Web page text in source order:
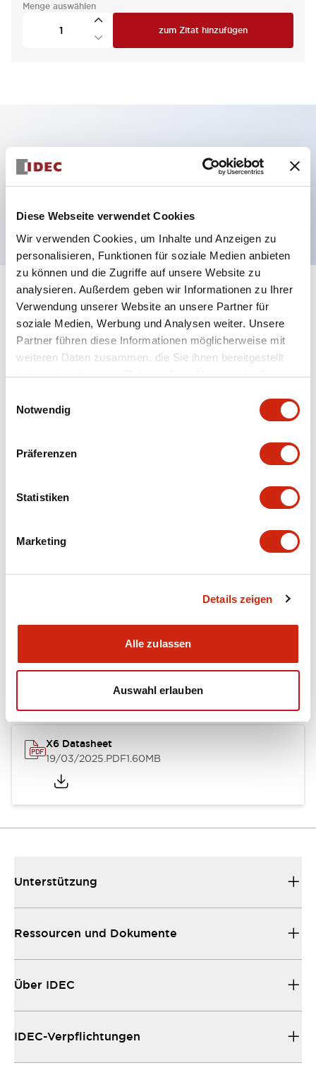
Diese Webseite verwendet Cookies
Wir verwenden Cookies, um Inhalte und Anzeigen zu
personalisieren, Funktionen für soziale Medien anbieten
zu können und die Zugriffe auf unsere Website zu
analysieren. Außerdem geben wir Informationen zu Ihrer
Verwendung unserer Website an unsere Partner für
soziale Medien, Werbung und Analysen weiter. Unsere
Partner führen diese Informationen möglicherweise mit
weiteren Daten zusammen, die Sie ihnen bereitgestellt
haben oder die sie im Rahmen Ihrer Nutzung der Dienste
Notwendig
Präferenzen
Statistiken
Marketing
Details zeigen
Alle zulassen
Auswahl erlauben
Menge auswählen
zum Zitat hinzufügen
Hauptmerkmale
ø30mm Pilzform, 1 Schließer-Kontakt,
Löt-/Laschenanschluss #110, gelber Knopf
Spezifikationen Alle erweitern
Aesthetic Specifications
Dokumente und Dateien
Kataloge & Broschüren Genehmigungen &
04/09/2025.PDF2.94MB
X Series Datasheet
27/03/2025.PDF2.14MB
X6 Datasheet
19/03/2025.PDF1.60MB
Unterstützung
Ressourcen und Dokumente
Über IDEC
IDEC-Verpflichtungen